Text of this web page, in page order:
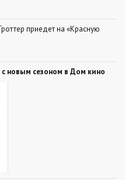
приедет на «Красную
с новым сезоном в Дом кино